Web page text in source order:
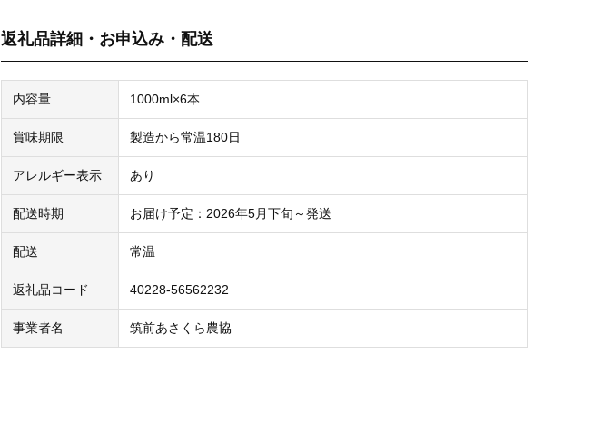
返礼品詳細・お申込み・配送
内容量 1000ml×6本
賞味期限 製造から常温180日
アレルギー表示 あり
配送時期 お届け予定：2026年5月下旬～発送
配送 常温
返礼品コード 40228-56562232
事業者名 筑前あさくら農協